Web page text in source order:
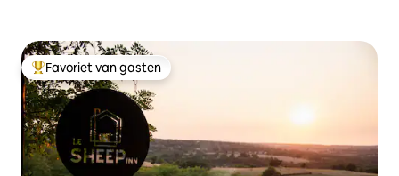
Topfavoriet van gasten
Favoriet van gasten